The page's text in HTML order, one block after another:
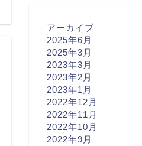
アーカイブ
2025年6月
2025年3月
2023年3月
2023年2月
2023年1月
2022年12月
2022年11月
2022年10月
2022年9月